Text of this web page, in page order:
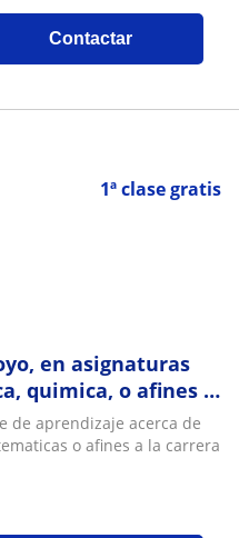
Contactar
1ª clase gratis
en asignaturas
quimica, o afines a
de aprendizaje acerca de
o afines a la carrera